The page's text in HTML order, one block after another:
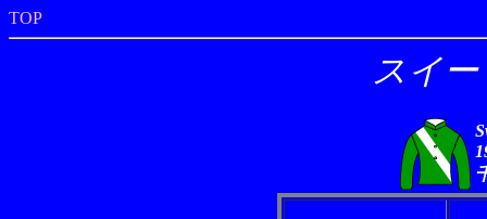
TOP
スイ